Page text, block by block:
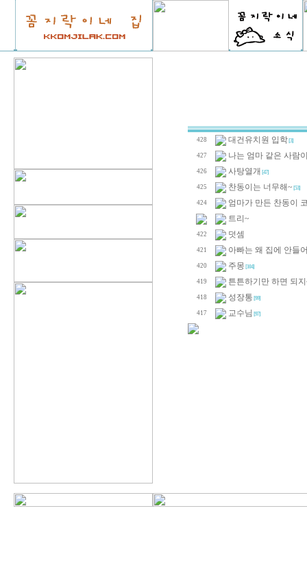
428 대건유치원 입학 [3]
427 나는 엄마 같은 사람
426 사탕열개 [47]
425 찬동이는 너무해~ [53]
424
엄마가 만든 찬동이
트리~
422 덧셈
421 아빠는 왜 집에 안들
420 주몽 [104]
419 튼튼하기만 하면 되
418 성장통 [99]
417 교수님 [97]